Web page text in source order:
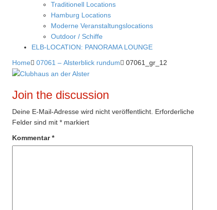
Traditionell Locations
Hamburg Locations
Moderne Veranstaltungslocations
Outdoor / Schiffe
ELB-LOCATION: PANORAMA LOUNGE
Home 07061 – Alsterblick rundum 07061_gr_12
Join the discussion
Deine E-Mail-Adresse wird nicht veröffentlicht. Erforderliche
Felder sind mit * markiert
Kommentar*